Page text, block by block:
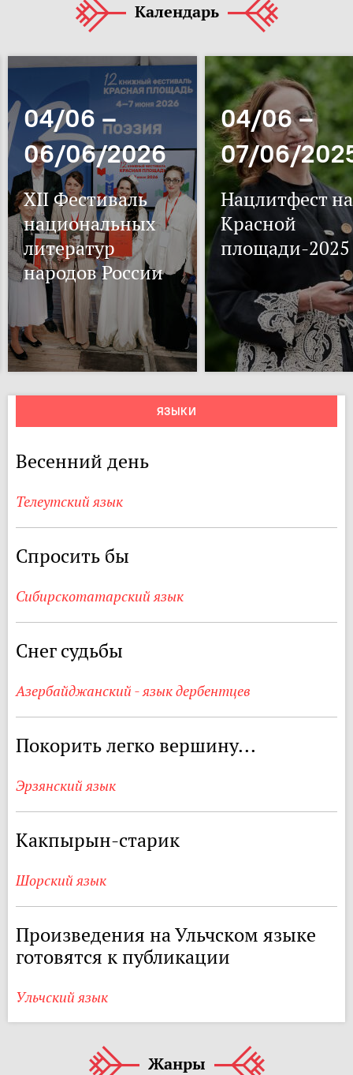
Календарь
04/06 –
06/06/2026
XII Фестиваль
национальных
литератур
народов России
04/06 –
07/06/
Нацлитфест на
Красной
площади-2025
ЯЗЫКИ
Весенний день
Телеутский язык
Спросить бы
Сибирскотатарский язык
Снег судьбы
Азербайджанский - язык дербентцев
Покорить легко вершину...
Эрзянский язык
Какпырын-старик
Шорский язык
Произведения на Ульчском языке
готовятся к публикации
Ульчский язык
Жанры